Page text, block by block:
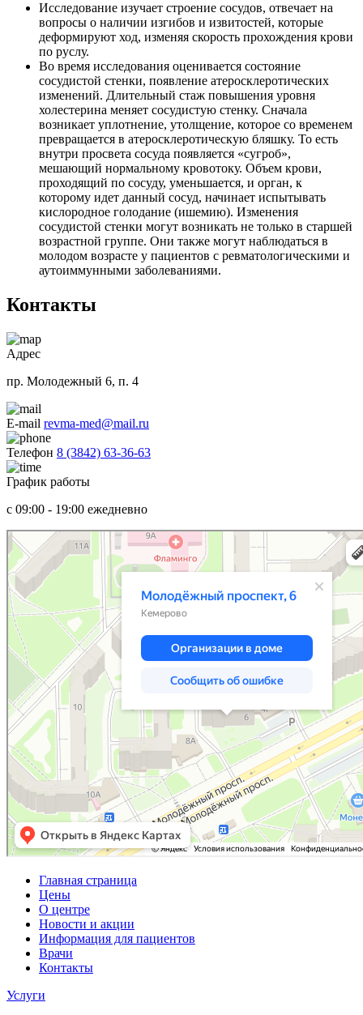
Исследование изучает строение сосудов, отвечает на
вопросы о наличии изгибов и извитостей, которые
деформируют ход, изменяя скорость прохождения крови
по руслу.
Во время исследования оценивается состояние
сосудистой стенки, появление атеросклеротических
изменений. Длительный стаж повышения уровня
холестерина меняет сосудистую стенку. Сначала
возникает уплотнение, утолщение, которое со временем
превращается в атеросклеротическую бляшку. То есть
внутри просвета сосуда появляется «сугроб»,
мешающий нормальному кровотоку. Объем крови,
проходящий по сосуду, уменьшается, и орган, к
которому идет данный сосуд, начинает испытывать
кислородное голодание (ишемию). Изменения
сосудистой стенки могут возникать не только в старшей
возрастной группе. Они также могут наблюдаться в
молодом возрасте у пациентов с ревматологическими и
аутоиммунными заболеваниями.
Контакты
Адрес
пр. Молодежный 6, п. 4
E-mail revma-med@mail.ru
Телефон 8 (3842) 63-36-63
График работы
c 09:00 - 19:00 ежедневно
Главная страница
Цены
О центре
Новости и акции
Информация для пациентов
Врачи
Контакты
Услуги